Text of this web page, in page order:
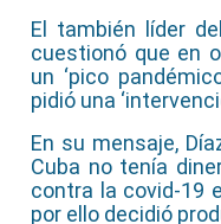
El también líder
cuestionó que en
un ‘pico
pidió una
En su mensaje,
Cuba no tenía
contra la covid-19
por ello decidió